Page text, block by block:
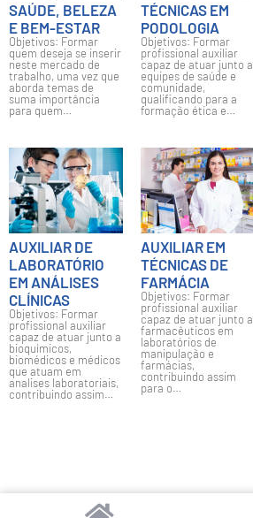
SAÚDE, BELEZA
E BEM-ESTAR
Objetivos: Formar
quem deseja se inserir
neste mercado de
trabalho, uma vez que
aborda temas de
suma importância
para quem…
TÉCNICAS EM
PODOLOGIA
Objetivos: Formar
profissional auxiliar
capaz de atuar junto a
equipes de saúde e
comunidade,
qualificando para a
formação ética e…
AUXILIAR DE
LABORATÓRIO
EM ANÁLISES
CLÍNICAS
Objetivos: Formar
profissional auxiliar
capaz de atuar junto a
bioquímicos,
biomédicos e médicos
que atuam em
analises laboratoriais,
contribuindo assim…
AUXILIAR EM
TÉCNICAS DE
FARMÁCIA
Objetivos: Formar
profissional auxiliar
capaz de atuar junto a
farmacêuticos em
laboratórios de
manipulação e
farmácias,
contribuindo assim
para o…